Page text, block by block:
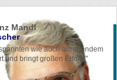
Mandl
wie auch anregendem
und bringt großen Erfolg!"